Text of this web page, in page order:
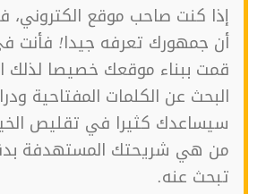
إذا كنت صاحب موقع الكتروني،
أن جمهورك تعرفه جيدا! فأنت
قمت ببناء موقعك خصيصا لذلك
البحث عن الكلمات المفتاحية
سيساعدك كثيرا في تقليص
من هي شريحتك المستهدفة
تبحث عنه.